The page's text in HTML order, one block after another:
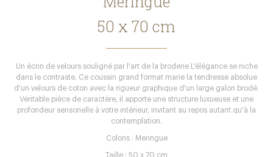
50 x 70 cm
Un écrin de velours souligné par l'art de la broderie L'élégance se niche
dans le contraste. Ce coussin grand format marie la tendresse absolue
d'un velours de coton avec la rigueur graphique d'un large galon brodé.
Véritable pièce de caractère, il apporte une structure luxueuse et une
profondeur sensorielle à votre intérieur, invitant au repos autant qu'à la
contemplation.
Coloris : Meringue
Taille : 50 x 70 cm